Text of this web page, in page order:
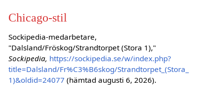
Chicago-stil
Sockipedia-medarbetare,
"Dalsland/Fröskog/Strandtorpet (Stora 1),"
Sockipedia, https://sockipedia.se/w/index.php?
title=Dalsland/Fr%C3%B6skog/Strandtorpet_(Stora_
1)&oldid=24077 (hämtad augusti 6, 2026).